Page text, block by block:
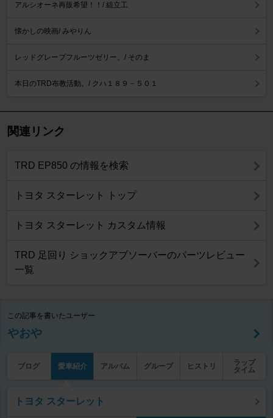
アルシオーネ再販希望！！/ 組立工
懐かしの映画/ みやりん
レッドグレープフルーツゼリー。/ そのま
本日のTRD布教活動。/ クハ１８９－５０１
関連リンク
TRD EP850 の情報を検索
トヨタ スターレット トップ
トヨタ スターレット カスタム情報
TRD 足回り ショックアブソーバーのパーツレビュー
一覧
この記事を書いたユーザー
やおや
ブログ 愛車紹介 アルバム グループ ヒストリ
ラップ
タイム
トヨタ スターレット